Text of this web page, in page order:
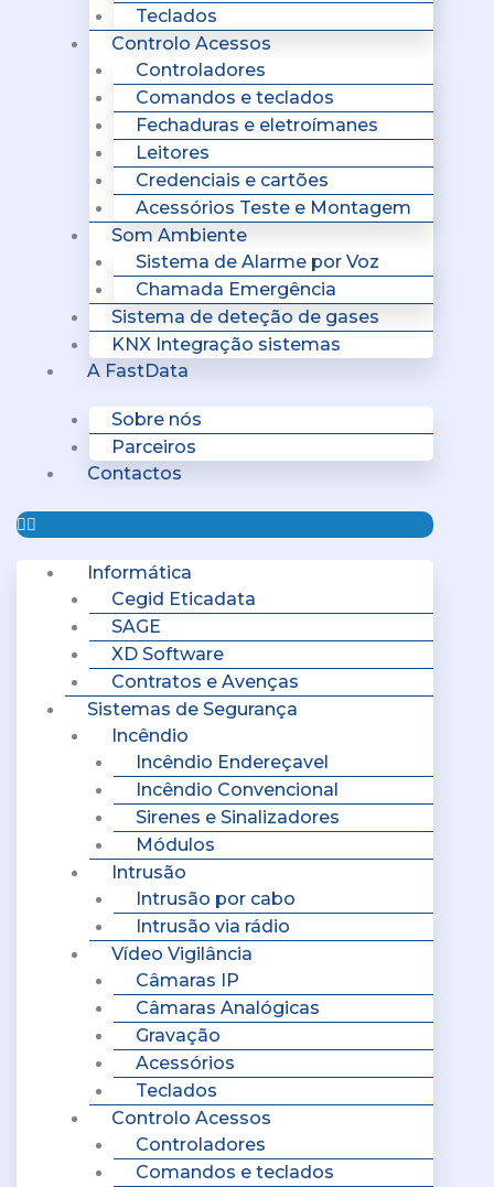
Teclados
Controlo Acessos
Controladores
Comandos e teclados
Fechaduras e eletroímanes
Leitores
Credenciais e cartões
Acessórios Teste e Montagem
Som Ambiente
Sistema de Alarme por Voz
Chamada Emergência
Sistema de deteção de gases
KNX Integração sistemas
A FastData
Sobre nós
Parceiros
Contactos
Informática
Cegid Eticadata
SAGE
XD Software
Contratos e Avenças
Sistemas de Segurança
Incêndio
Incêndio Endereçavel
Incêndio Convencional
Sirenes e Sinalizadores
Módulos
Intrusão
Intrusão por cabo
Intrusão via rádio
Vídeo Vigilância
Câmaras IP
Câmaras Analógicas
Gravação
Acessórios
Teclados
Controlo Acessos
Controladores
Comandos e teclados